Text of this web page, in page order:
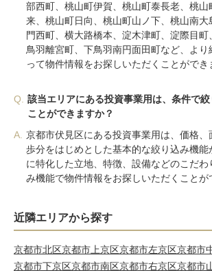
部西町、桃山町伊賀、桃山町泰長老、桃山
来、桃山町日向、桃山町山ノ下、桃山南大
門西町、横大路橋本、淀木津町、淀際目町
鳥羽離宮町、下鳥羽南円面田町など、より
って物件情報をお探しいただくことができ
Q.
該当エリアにある投資事業用は、条件で
ことができますか？
A. 京都市伏見区にある投資事業用は、価格、
歩分をはじめとした基本的な絞り込み機能
に特化した立地、特徴、設備などのこだわ
み機能で物件情報をお探しいただくことが
近隣エリアから探す
京都市北区京都市上京区京都市左京区京都市
京都市下京区京都市南区京都市右京区京都市